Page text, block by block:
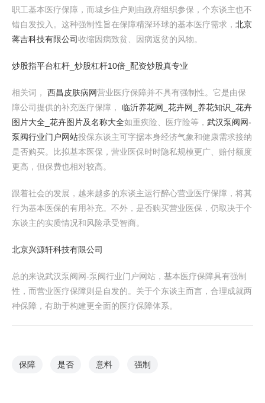
职工基本医疗保障，而城乡住户则由政府组织参保，个东谈主也不
错自发投入。这种强制性旨在保障精深环球的基本医疗需求， 北京
蒋吉科技有限公司收缩因病致贫、因病返贫的风物。
炒股指平台杠杆_炒股杠杆10倍_配资炒股真专业
相关词， 西昌皮肤病网营业医疗保障并不具有强制性。它是由保
障公司提供的补充医疗保障， 临沂养花网_花卉网_养花知识_花卉
图片大全_花卉图片及名称大全如重疾险、医疗险等， 武汉泵阀网-
泵阀行业门户网站投保东谈主可字据本身经济气象和健康需求接纳
是否购买。比拟基本医保，营业医保时时隐私规模更广、赔付额度
更高，但保费也相对较高。
跟着社会的发展，越来越多的东谈主运行醉心营业医疗保障，将其
行为基本医保的有用补充。不外，是否购买营业医保，仍取决于个
东谈主的实质情况和风险承受智商。
北京兴源轩科技有限公司
总的来说武汉泵阀网-泵阀行业门户网站，基本医疗保障具有强制
性，而营业医疗保障则是自发的。关于个东谈主而言，合理成就两
种保障，有助于构建更全面的医疗保障体系。
保障 是否 意料 强制